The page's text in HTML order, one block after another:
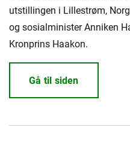
utstillingen i Lillestrøm,
og sosialminister Anniken
Kronprins Haakon.
Gå til siden